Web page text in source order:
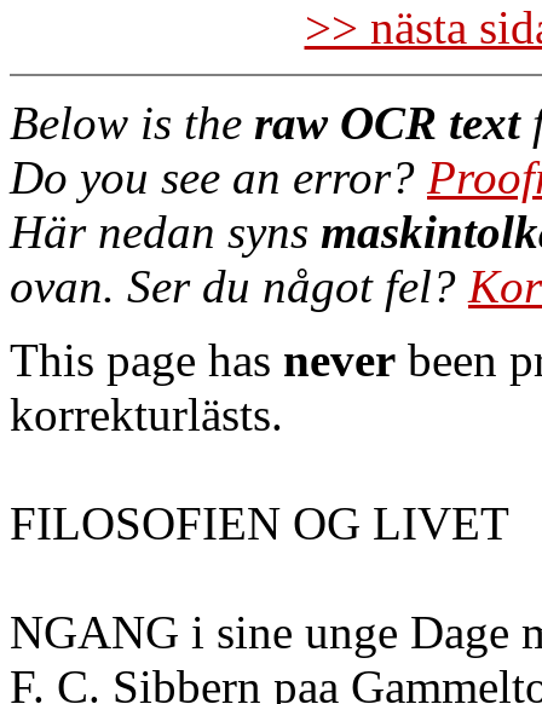
>> nästa
Below is the raw OCR text
Do you see an error?
Här nedan syns
ovan. Ser du något fel?
This page has never been
korrekturlästs.
FILOSOFIEN OG LIVET
NGANG i sine unge Dage
F. C. Sibbern paa